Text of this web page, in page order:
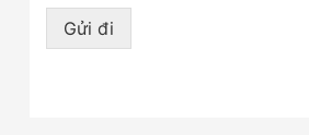
Gửi đi